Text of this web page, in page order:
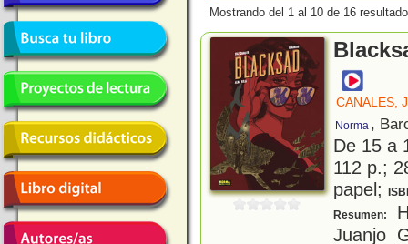
Mostrando del 1 al 10 de 16
CANALES,
Norma ,
De 15 a
112 p.;
papel;
Resumen:
Juanjo